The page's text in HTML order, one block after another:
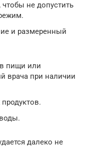
не допустить
и размеренный
пищи или
врача при наличии
далеко не